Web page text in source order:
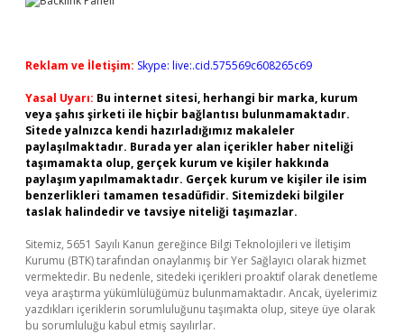
Reklam ve İletişim: Skype: live:.cid.575569c608265c69
Yasal Uyarı: Bu internet sitesi, herhangi bir marka, kurum
veya şahıs şirketi ile hiçbir bağlantısı bulunmamaktadır.
Sitede yalnızca kendi hazırladığımız makaleler
paylaşılmaktadır. Burada yer alan içerikler haber niteliği
taşımamakta olup, gerçek kurum ve kişiler hakkında
paylaşım yapılmamaktadır. Gerçek kurum ve kişiler ile isim
benzerlikleri tamamen tesadüfidir. Sitemizdeki bilgiler
taslak halindedir ve tavsiye niteliği taşımazlar.
Sitemiz, 5651 Sayılı Kanun gereğince Bilgi Teknolojileri ve İletişim
Kurumu (BTK) tarafından onaylanmış bir Yer Sağlayıcı olarak hizmet
vermektedir. Bu nedenle, sitedeki içerikleri proaktif olarak denetleme
veya araştırma yükümlülüğümüz bulunmamaktadır. Ancak, üyelerimiz
yazdıkları içeriklerin sorumluluğunu taşımakta olup, siteye üye olarak
bu sorumluluğu kabul etmiş sayılırlar.